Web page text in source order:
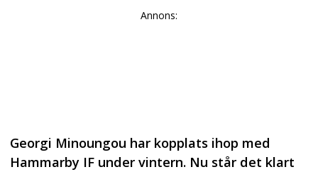
Annons:
Georgi Minoungou har kopplats ihop med
Hammarby IF under vintern. Nu står det klart